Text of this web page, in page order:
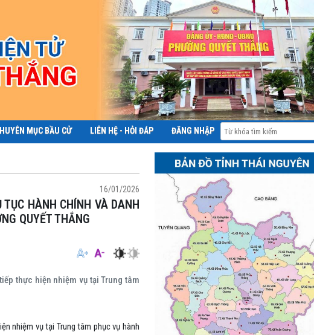
MỤC BẦU CỬ LIÊN HỆ - HỎI ĐÁP ĐĂNG NHẬP ĐỀ ÁN 06
16/01/2026
QUYẾT THẮNG
thực hiện nhiệm vụ tại Trung tâm
nhiệm vụ tại Trung tâm phục vụ hành